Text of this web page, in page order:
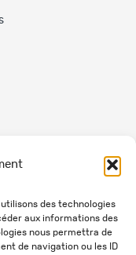
des technologies
aux informations des
nous permettra de
de navigation ou les ID